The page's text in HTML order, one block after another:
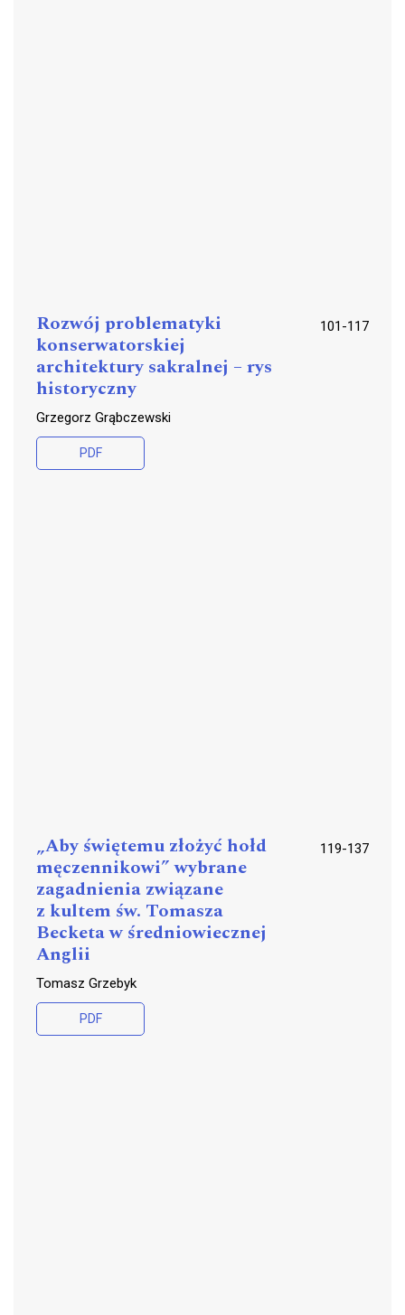
Rozwój problematyki
konserwatorskiej
architektury sakralnej – rys
historyczny
101-117
Grzegorz Grąbczewski
PDF
„Aby świętemu złożyć hołd
męczennikowi” wybrane
zagadnienia związane
z kultem św. Tomasza
Becketa w średniowiecznej
Anglii
119-137
Tomasz Grzebyk
PDF